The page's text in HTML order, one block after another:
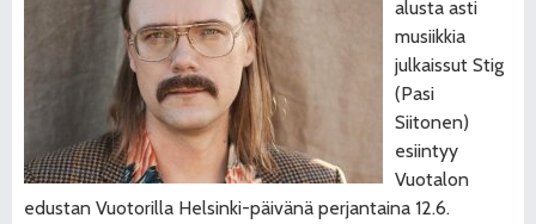
alusta asti
musiikkia
julkaissut Stig
(Pasi
Siitonen)
esiintyy
Vuotalon
edustan Vuotorilla Helsinki-päivänä perjantaina 12.6.